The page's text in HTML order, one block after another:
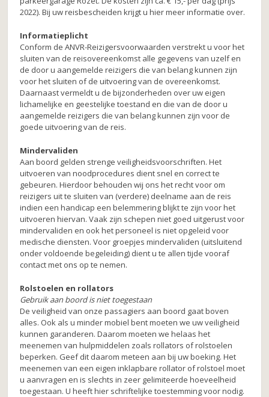
2022). Bij uw reisbescheiden krijgt u hier meer informatie over.
Informatieplicht
Conform de ANVR-Reizigersvoorwaarden verstrekt u voor het
sluiten van de reisovereenkomst alle gegevens van uzelf en
de door u aangemelde reizigers die van belang kunnen zijn
voor het sluiten of de uitvoering van de overeenkomst.
Daarnaast vermeldt u de bijzonderheden over uw eigen
lichamelijke en geestelijke toestand en die van de door u
aangemelde reizigers die van belang kunnen zijn voor de
goede uitvoering van de reis.
Mindervaliden
Aan boord gelden strenge veiligheidsvoorschriften. Het
uitvoeren van noodprocedures dient snel en correct te
gebeuren. Hierdoor behouden wij ons het recht voor om
reizigers uit te sluiten van (verdere) deelname aan de reis
indien een handicap een belemmering blijkt te zijn voor het
uitvoeren hiervan. Vaak zijn schepen niet goed uitgerust voor
mindervaliden en ook het personeel is niet opgeleid voor
medische diensten. Voor groepjes mindervaliden (uitsluitend
onder voldoende begeleiding) dient u te allen tijde vooraf
contact met ons op te nemen.
Rolstoelen en rollators
Gebruik aan boord is niet toegestaan
De veiligheid van onze passagiers aan boord gaat boven
alles. Ook als u minder mobiel bent moeten we uw veiligheid
kunnen garanderen. Daarom moeten we helaas het
meenemen van hulpmiddelen zoals rollators of rolstoelen
beperken. Geef dit daarom meteen aan bij uw boeking. Het
meenemen van een eigen inklapbare rollator of rolstoel moet
u aanvragen en is slechts in zeer gelimiteerde hoeveelheid
toegestaan. U heeft hier schriftelijke toestemming voor nodig.